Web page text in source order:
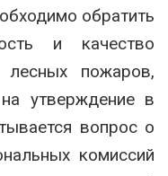
обратить
и качество
пожаров,
утверждение в
вопрос о
комиссий